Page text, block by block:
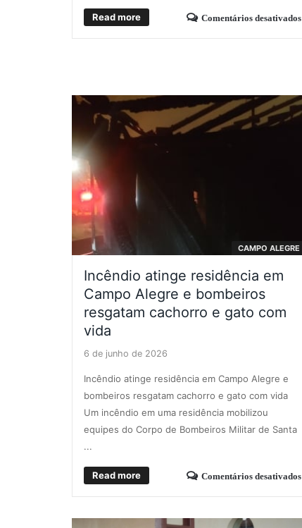
Read more Comentários desativados
CAMPO ALEGRE
Incêndio atinge residência em
Campo Alegre e bombeiros
resgatam cachorro e gato com
vida
6 de junho de 2026
Incêndio atinge residência em Campo Alegre e
bombeiros resgatam cachorro e gato com vida
Um incêndio em uma residência mobilizou
equipes do Corpo de Bombeiros Militar de Santa
...
Read more Comentários desativados